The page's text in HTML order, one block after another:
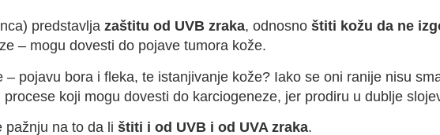
predstavlja zaštitu od UVB zraka, odnosno štiti kožu da ne
– mogu dovesti do pojave tumora kože.
– pojavu bora i fleka, te istanjivanje kože? Iako se oni ranije nisu
koji mogu dovesti do karciogeneze, jer prodiru u dublje
pažnju na to da li štiti i od UVB i od UVA zraka.